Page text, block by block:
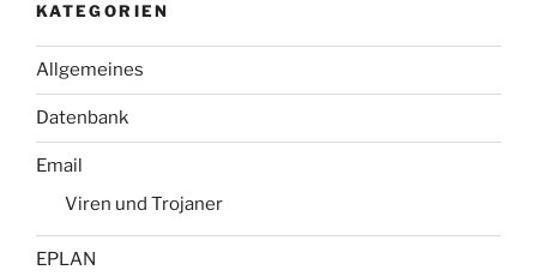
KATEGORIEN
Allgemeines
Datenbank
Email
Viren und Trojaner
EPLAN